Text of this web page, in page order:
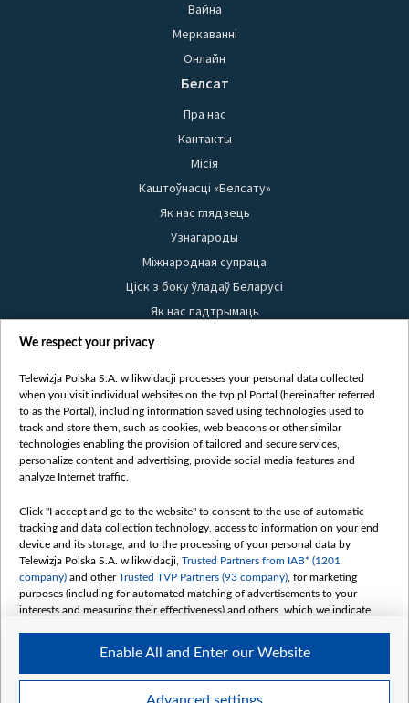
Вайна
Меркаванні
Онлайн
Белсат
Пра нас
Кантакты
Місія
Каштоўнасці «Белсату»
Як нас глядзець
Узнагароды
Міжнародная супраца
Ціск з боку ўладаў Беларусі
Як нас падтрымаць
Правілы выкарыстання матэрыялаў
Бяспека
Youtube
Белсат news
Белсат Shorts
Жэстачайшы мульт
Belsat English
Biełsat PL
Белсат Now
Белсат History
Белсат Music
Белсат Doc
My consents
We respect your privacy
Telewizja Polska S.A. w likwidacji processes your personal data collected
when you visit individual websites on the tvp.pl Portal (hereinafter referred
to as the Portal), including information saved using technologies used to
track and store them, such as cookies, web beacons or other similar
technologies enabling the provision of tailored and secure services,
personalize content and advertising, provide social media features and
analyze Internet traffic.
Click "I accept and go to the website" to consent to the use of automatic
tracking and data collection technology, access to information on your end
device and its storage, and to the processing of your personal data by
Telewizja Polska S.A. w likwidacji, Trusted Partners from IAB* (1201
company) and otherTrusted TVP Partners (93 company) , for marketing
purposes (including for automated matching of advertisements to your
interests and measuring their effectiveness) and others, which we indicate
The purposes of processing your data by TVP S.A. w likwidacji are as
follows:
Enable All and Enter our Website